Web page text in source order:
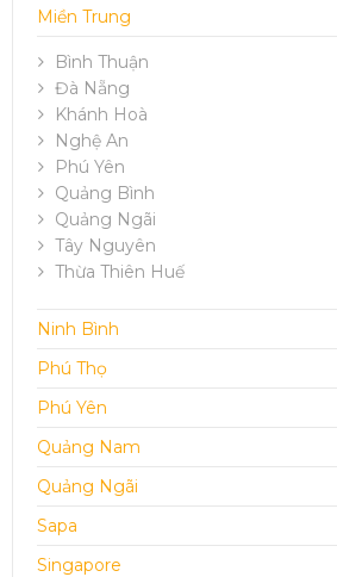
Miền Trung
Bình Thuận
Đà Nẵng
Khánh Hoà
Nghệ An
Phú Yên
Quảng Bình
Quảng Ngãi
Tây Nguyên
Thừa Thiên Huế
Ninh Bình
Phú Thọ
Phú Yên
Quảng Nam
Quảng Ngãi
Sapa
Singapore